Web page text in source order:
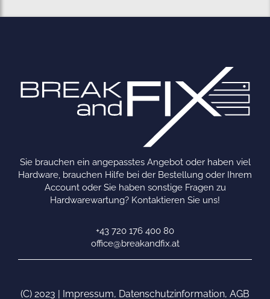
Sie brauchen ein angepasstes Angebot oder haben viel
Hardware, brauchen Hilfe bei der Bestellung oder Ihrem
Account oder Sie haben sonstige Fragen zu
Hardwarewartung? Kontaktieren Sie uns!
+43 720 176 400 80
office@breakandfix.at
(C) 2023 | Impressum, Datenschutzinformation, AGB